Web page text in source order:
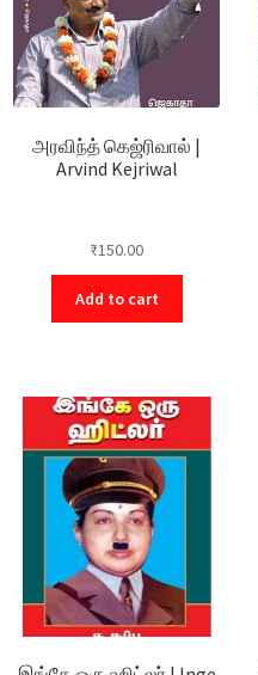
அரவிந்த் கெஜ்ரிவால் |
Arvind Kejriwal
₹150.00
Add to cart